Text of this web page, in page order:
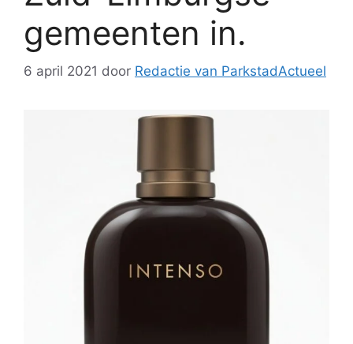
gemeenten in.
6 april 2021 door Redactie van ParkstadActueel